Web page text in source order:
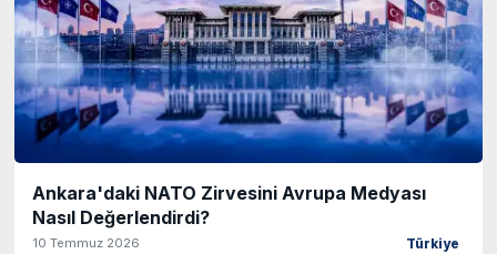
Ankara'daki NATO Zirvesini Avrupa Medyası
Nasıl Değerlendirdi?
10 Temmuz 2026 Türkiye